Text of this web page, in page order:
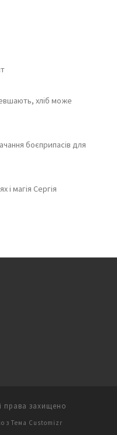
хліб може
боєприпасів для
і магія Сергія
права захищено
з Тема Customizr